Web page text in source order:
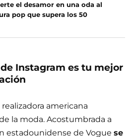
el desamor en una oda al
pop que supera los 50
Instagram es tu mejor
americana
la moda. Acostumbrada a
estadounidense de Vogue se